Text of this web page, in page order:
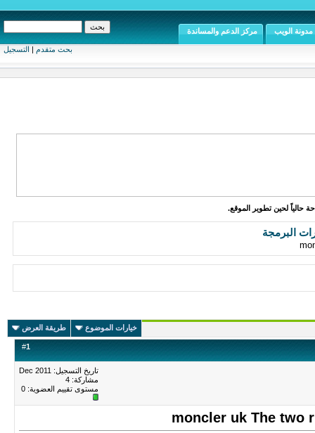
بحث متقدم | التسجيل
مدونة الويب مركز الدعم والمساندة
حالياً لحين تطوير الموقع.
البرمجة
خيارات الموضوع طريقة العرض
#1
تاريخ التسجيل: Dec 2011
مشاركة: 4
مستوى تقييم العضوية: 0
moncler uk The two